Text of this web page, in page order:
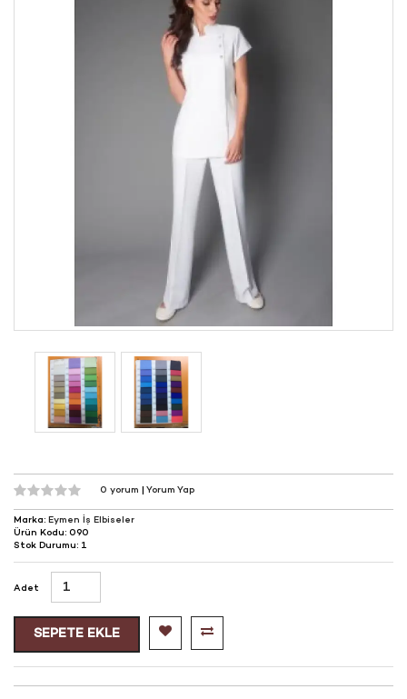
0 yorum Yorum Yap
Marka: Eymen İş Elbiseler
Ürün Kodu: 090
Stok Durumu: 1
Adet
SEPETE EKLE